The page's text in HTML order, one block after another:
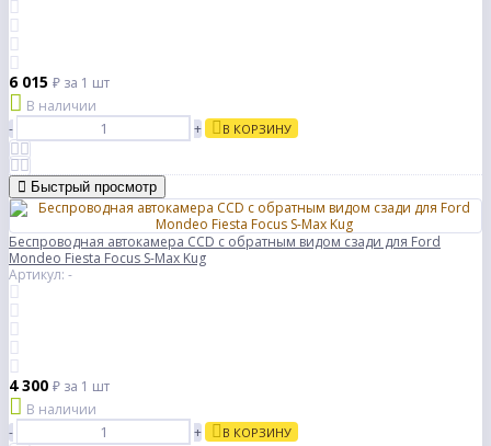
6 015 ₽ за 1 шт
В наличии
-
+ В КОРЗИНУ
Быстрый просмотр
Беспроводная автокамера CCD с обратным видом сзади для Ford
Mondeo Fiesta Focus S-Max Kug
Артикул: -
4 300 ₽ за 1 шт
В наличии
-
+ В КОРЗИНУ